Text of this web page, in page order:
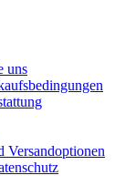
uns
Versandoptionen